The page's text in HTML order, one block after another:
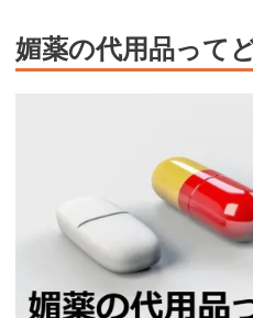
媚薬の代用品って